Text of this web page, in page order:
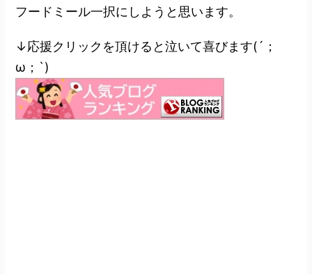
フードミール一択にしようと思います。
↓応援クリックを頂けると泣いて喜びます(´；
ω；`)